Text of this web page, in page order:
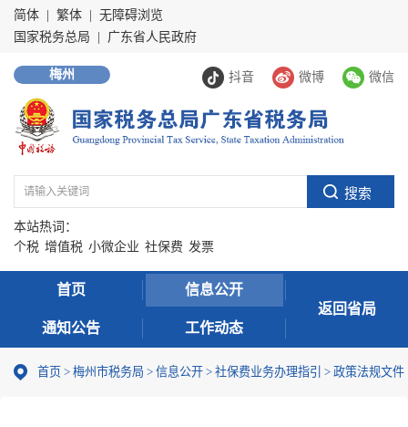
简体 繁体
无障碍浏览
国家税务总局
广东省人民政府
抖音 微博 微信
梅州
本站热词：
个税 增值税 小微企业 社保费 发票
首页 信息公开
通知公告 工作动态
返回省局
首页 > 梅州市税务局 > 信息公开 > 社保费业务办理指引 > 政策法规文件